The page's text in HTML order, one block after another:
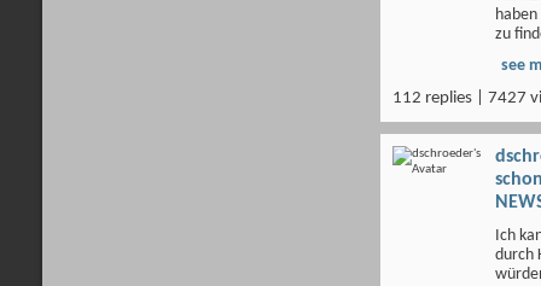
zu
see
112 replies | 7427
Ich
durch